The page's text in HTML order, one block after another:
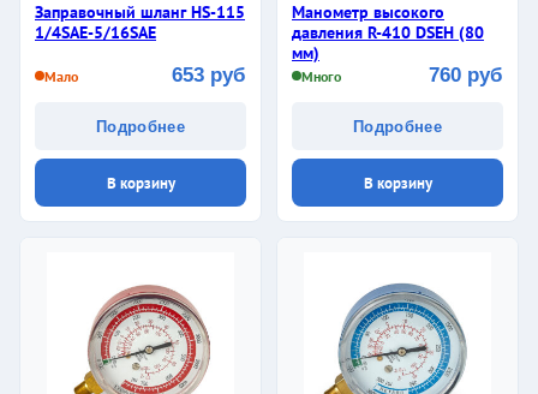
Заправочный шланг HS-115
1/4SAE-5/16SAE
Мало 653 руб
Подробнее
В корзину
Манометр высокого
давления R-410 DSЕH (80
мм)
Много 760 руб
Подробнее
В корзину